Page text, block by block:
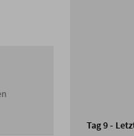
Tag 9 -